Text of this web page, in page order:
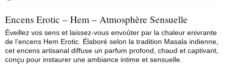
Encens Erotic – Hem – Atmosphère Sensuelle
Éveillez vos sens et laissez-vous envoûter par la chaleur enivrante
de l’encens Hem Erotic. Élaboré selon la tradition Masala indienne,
cet encens artisanal diffuse un parfum profond, chaud et captivant,
conçu pour instaurer une ambiance intime et sensuelle.